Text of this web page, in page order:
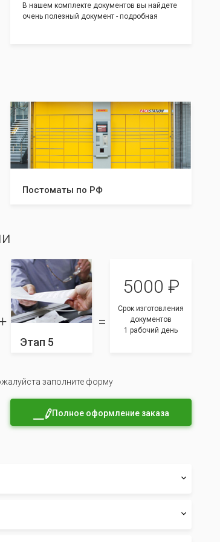
В нашем комплекте документов вы найдете
очень полезный документ - подробная
случае отказа. С данной инструкцией вы
будете знать все шаги, что даст вам
уверенность в прохождении регистрации
вашей компании!
Постоматы по РФ
Этап 5
5000 ₽
Срок изготовления
документов
1 рабочий день
заполните форму
Полное оформление заказа